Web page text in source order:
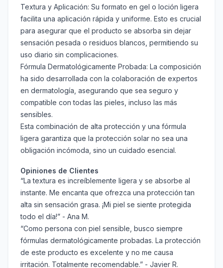
Textura y Aplicación: Su formato en gel o loción ligera
facilita una aplicación rápida y uniforme. Esto es crucial
para asegurar que el producto se absorba sin dejar
sensación pesada o residuos blancos, permitiendo su
uso diario sin complicaciones.
Fórmula Dermatológicamente Probada: La composición
ha sido desarrollada con la colaboración de expertos
en dermatología, asegurando que sea seguro y
compatible con todas las pieles, incluso las más
sensibles.
Esta combinación de alta protección y una fórmula
ligera garantiza que la protección solar no sea una
obligación incómoda, sino un cuidado esencial.
Opiniones de Clientes
“La textura es increíblemente ligera y se absorbe al
instante. Me encanta que ofrezca una protección tan
alta sin sensación grasa. ¡Mi piel se siente protegida
todo el día!” - Ana M.
“Como persona con piel sensible, busco siempre
fórmulas dermatológicamente probadas. La protección
de este producto es excelente y no me causa
irritación. Totalmente recomendable.” - Javier R.